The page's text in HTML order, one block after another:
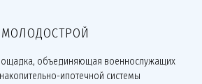
МОЛОДОСТРОЙ
объединяющая военнослужащих
ипотечной системы